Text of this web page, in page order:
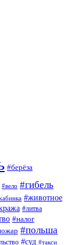
#берёза
#вело #гибель
#животное
#литва
#налог
#польша
#суд #такси